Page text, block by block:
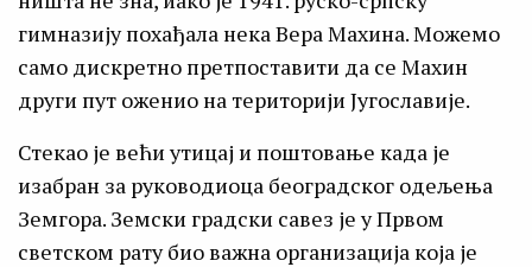
гимназију похађала нека Вера Махина. Можемо
само дискретно претпоставити да се Махин
други пут оженио на територији Југославије.
Стекао је већи утицај и поштовање када је
изабран за руководиоца београдског одељења
Земгора. Земски градски савез је у Првом
светском рату био важна организација која је